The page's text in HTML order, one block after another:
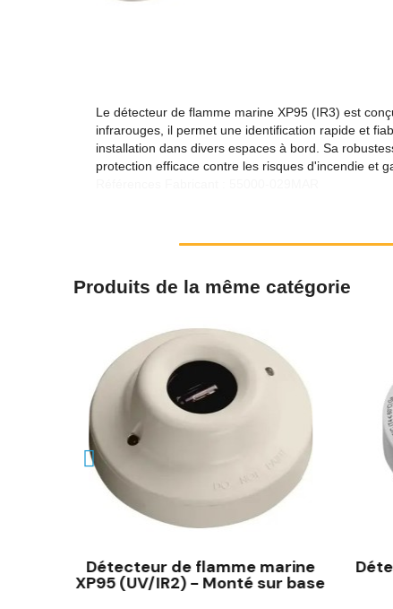
Le détecteur de flamme marine XP95 (IR3) est
infrarouges, il permet une identification rapide et
installation dans divers espaces à bord. Sa
protection efficace contre les risques d'incendie et
Produits de la même catégorie
Détecteur de flamme marine
XP95 (UV/IR2) - Monté sur base